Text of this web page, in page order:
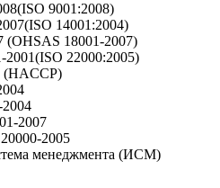
9001:2008)
14001:2004)
18001-2007)
22000:2005)
2007
2005
менеджмента (ИСМ)